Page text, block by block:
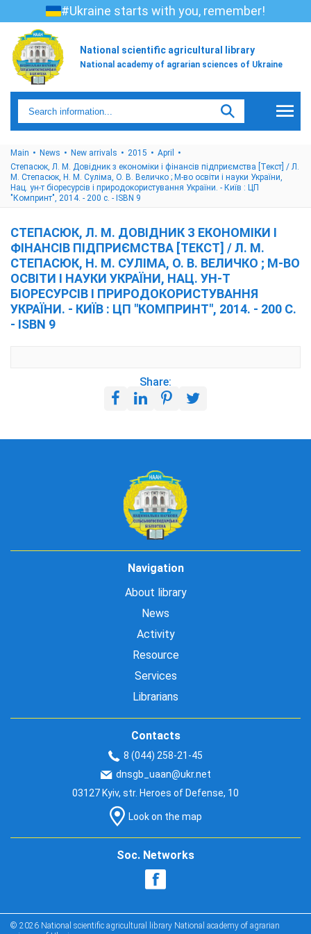
#Ukraine starts with you, remember!
National scientific agricultural library
National academy of agrarian sciences of Ukraine
Main News New arrivals 2015
April
Степасюк, Л. М. Довідник з економіки і фінансів підприємства [Текст] / Л.
М. Степасюк, Н. М. Суліма, О. В. Величко ; М-во освіти і науки України,
Нац. ун-т біоресурсів і природокористування України. - Київ : ЦП
"Компринт", 2014. - 200 с. - ISBN 9
СТЕПАСЮК, Л. М. ДОВІДНИК З ЕКОНОМІКИ І
ФІНАНСІВ ПІДПРИЄМСТВА [ТЕКСТ] / Л. М.
СТЕПАСЮК, Н. М. СУЛІМА, О. В. ВЕЛИЧКО ; М-ВО
ОСВІТИ І НАУКИ УКРАЇНИ, НАЦ. УН-Т
БІОРЕСУРСІВ І ПРИРОДОКОРИСТУВАННЯ
УКРАЇНИ. - КИЇВ : ЦП "КОМПРИНТ", 2014. - 200 С.
- ISBN 9
Share:
Navigation
About library
News
Activity
Resource
Services
Librarians
Contacts
8 (044) 258-21-45
dnsgb_uaan@ukr.net
03127 Kyiv, str. Heroes of Defense, 10
Look on the map
Soc. Networks
© 2026 National scientific agricultural library National academy of agrarian